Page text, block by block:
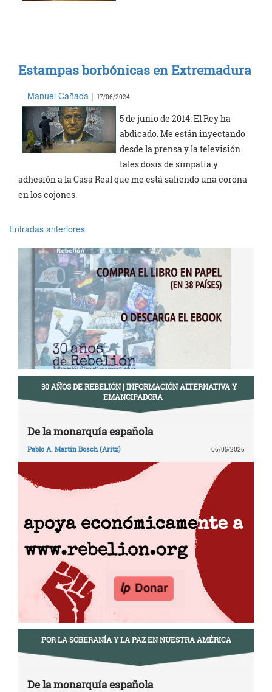
Estampas borbónicas en Extremadura
Manuel Cañada | 17/06/2024
5 de junio de 2014. El Rey ha
abdicado. Me están inyectando
desde la prensa y la televisión
tales dosis de simpatía y
adhesión a la Casa Real que me está saliendo una corona
en los cojones.
entradas
Entradas anteriores
30 AÑOS DE REBELIÓN | INFORMACIÓN ALTERNATIVA Y
EMANCIPADORA
De la monarquía española
Pablo A. Martin Bosch (Aritz) 06/05/2026
POR LA SOBERANÍA Y LA PAZ EN NUESTRA AMÉRICA
De la monarquía española